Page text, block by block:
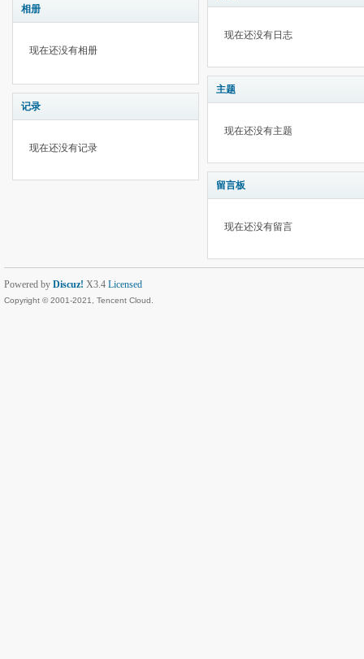
相册
现在还没有相册
记录
现在还没有记录
现在还没有日志
主题
现在还没有主题
留言板
现在还没有留言
Powered by Discuz! X3.4 Licensed
Copyright © 2001-2021, Tencent Cloud.